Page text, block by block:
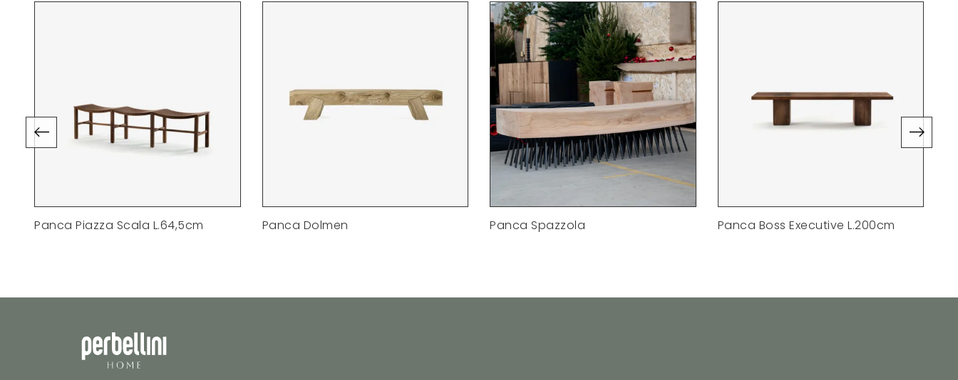
Panca Piazza Scala L.64,5cm Panca Dolmen Panca Spazzola Panca Boss Executive L.200cm